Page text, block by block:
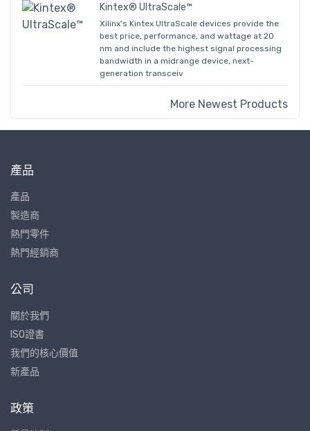
Kintex® UltraScale™
Xilinx's Kintex UltraScale devices provide the
best price, performance, and wattage at 20
nm and include the highest signal processing
bandwidth in a midrange device, next-
generation transceiv
More Newest Products
產品
產品
製造商
熱門零件
熱門經銷商
公司
關於我們
ISO證書
我們的核心價值
新產品
政策